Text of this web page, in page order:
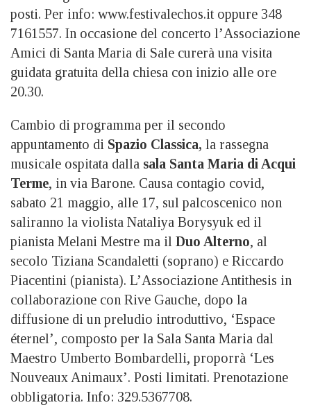
posti. Per info: www.festivalechos.it oppure 348
7161557. In occasione del concerto l’Associazione
Amici di Santa Maria di Sale curerà una visita
guidata gratuita della chiesa con inizio alle ore
20.30.
Cambio di programma per il secondo
appuntamento di Spazio Classica, la rassegna
musicale ospitata dalla sala Santa Maria di Acqui
Terme, in via Barone. Causa contagio covid,
sabato 21 maggio, alle 17, sul palcoscenico non
saliranno la violista Nataliya Borysyuk ed il
pianista Melani Mestre ma il Duo Alterno, al
secolo Tiziana Scandaletti (soprano) e Riccardo
Piacentini (pianista). L’Associazione Antithesis in
collaborazione con Rive Gauche, dopo la
diffusione di un preludio introduttivo, ‘Espace
éternel’, composto per la Sala Santa Maria dal
Maestro Umberto Bombardelli, proporrà ‘Les
Nouveaux Animaux’. Posti limitati. Prenotazione
obbligatoria. Info: 329.5367708.